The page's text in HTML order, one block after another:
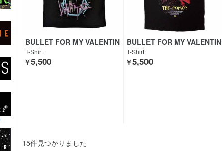
BULLET FOR MY VALENTIN
E
T-Shirt
￥5,500
BULLET FOR MY VALENTIN
E
T-Shirt
￥5,500
15件見つかりました